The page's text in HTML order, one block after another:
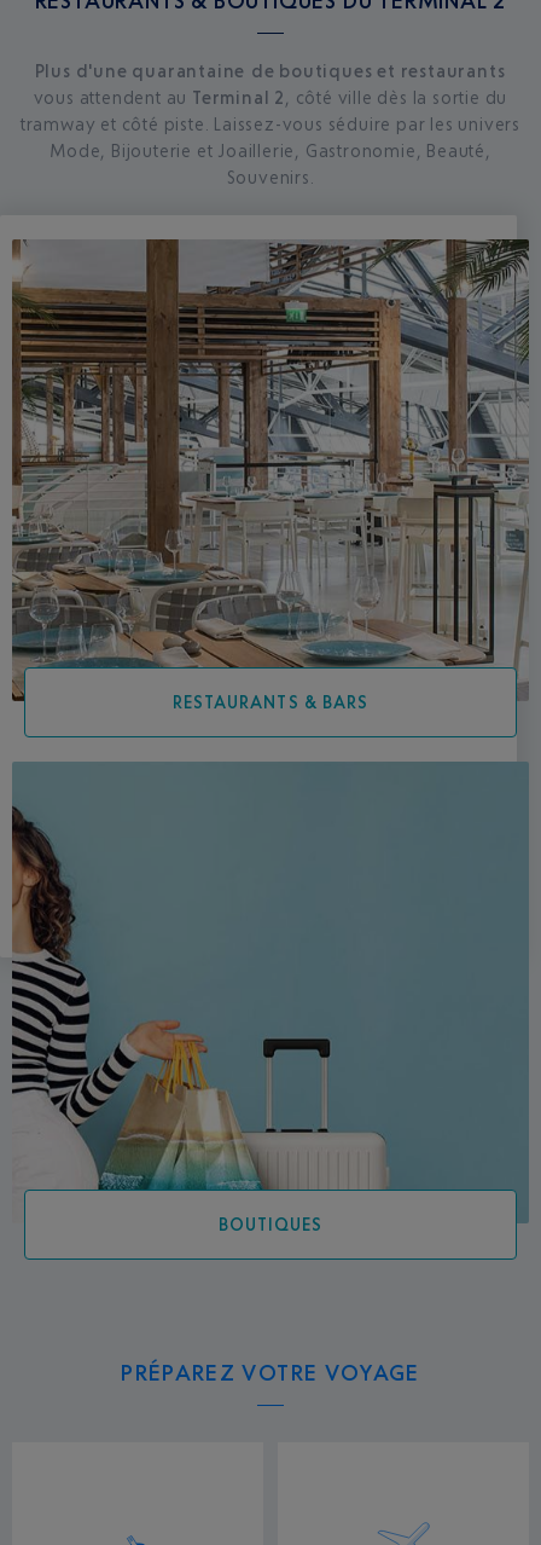
Plus d'une quarantaine de boutiques et restaurants
vous attendent au Terminal 2
, côté ville dès la sortie du
tramway et côté piste. Laissez-vous séduire par les univers
Mode, Bijouterie et Joaillerie, Gastronomie, Beauté,
Souvenirs.
RESTAURANTS & BARS
BOUTIQUES
PRÉPAREZ VOTRE VOYAGE